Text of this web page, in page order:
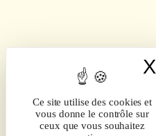
Ce site utilise des cookies et
vous donne le contrôle sur
ceux que vous souhaitez
X